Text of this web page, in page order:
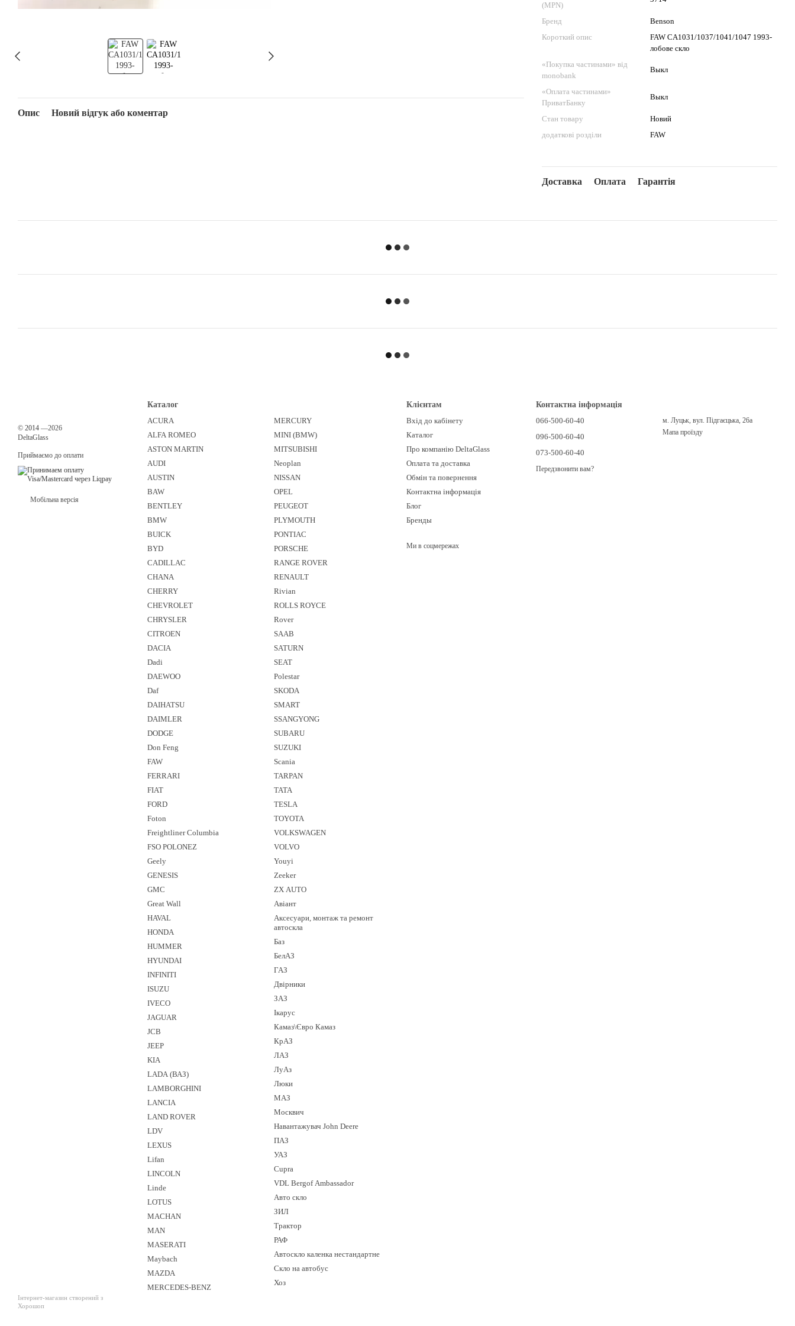
(MPN)
Бренд
Benson
Короткий опис
FAW CA1031/1037/1041/1047 1993-
лобове скло
«Покупка частинами» від
monobank
Выкл
«Оплата частинами»
ПриватБанку
Выкл
Стан товару
Новий
додаткові розділи
FAW
Доставка Оплата Гарантія
Опис Новий відгук або коментар
© 2014 —2026
DeltaGlass
Приймаємо до оплати
Мобільна версія
Інтернет-магазин створений з
Хорошоп
Каталог
ACURA
ALFA ROMEO
ASTON MARTIN
AUDI
AUSTIN
BAW
BENTLEY
BMW
BUICK
BYD
CADILLAC
CHANA
CHERRY
CHEVROLET
CHRYSLER
CITROEN
DACIA
Dadi
DAEWOO
Daf
DAIHATSU
DAIMLER
DODGE
Don Feng
FAW
FERRARI
FIAT
FORD
Foton
Freightliner Columbia
FSO POLONEZ
Geely
GENESIS
GMC
Great Wall
HAVAL
HONDA
HUMMER
HYUNDAI
INFINITI
ISUZU
IVECO
JAGUAR
JCB
JEEP
KIA
LADA (ВАЗ)
LAMBORGHINI
LANCIA
LAND ROVER
LDV
LEXUS
Lifan
LINCOLN
Linde
LOTUS
MACHAN
MAN
MASERATI
Maybach
MAZDA
MERCEDES-BENZ
MERCURY
MINI (BMW)
MITSUBISHI
Neoplan
NISSAN
OPEL
PEUGEOT
PLYMOUTH
PONTIAC
PORSCHE
RANGE ROVER
RENAULT
Rivian
ROLLS ROYCE
Rover
SAAB
SATURN
SEAT
Polestar
SKODA
SMART
SSANGYONG
SUBARU
SUZUKI
Sсania
TARPAN
TATA
TESLA
TOYOTA
VOLKSWAGEN
VOLVO
Youyi
Zeeker
ZX AUTO
Авіант
Аксесуари, монтаж та ремонт
автоскла
Баз
БелАЗ
ГАЗ
Двірники
ЗАЗ
Ікарус
Камаз\Євро Камаз
КрАЗ
ЛАЗ
ЛуАз
Люки
МАЗ
Москвич
Навантажувач John Deere
ПАЗ
УАЗ
Cupra
VDL Bergof Ambassador
Авто скло
ЗИЛ
Трактор
РАФ
Автоскло каленка нестандартне
Скло на автобус
Хоз
Клієнтам
Вхід до кабінету
Каталог
Про компанію DeltaGlass
Оплата та доставка
Обмін та повернення
Контактна інформація
Блог
Бренды
Ми в соцмережах
Контактна інформація
066-500-60-40
096-500-60-40
073-500-60-40
Передзвонити вам?
м. Луцьк, вул. Підгаєцька, 26а
Мапа проїзду